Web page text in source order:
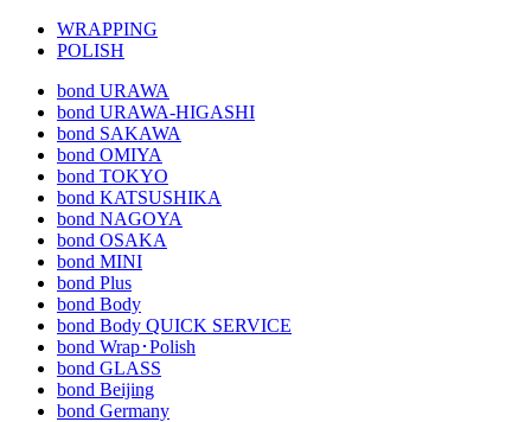
WRAPPING
POLISH
bond URAWA
bond URAWA-HIGASHI
bond SAKAWA
bond OMIYA
bond TOKYO
bond KATSUSHIKA
bond NAGOYA
bond OSAKA
bond MINI
bond Plus
bond Body
bond Body QUICK SERVICE
bond Wrap･Polish
bond GLASS
bond Beijing
bond Germany